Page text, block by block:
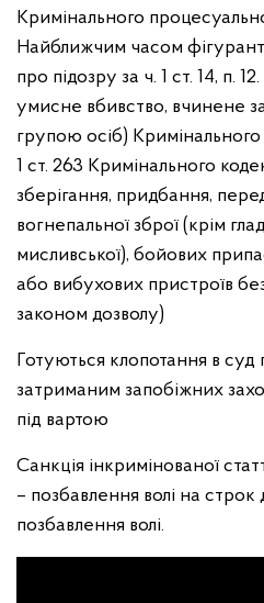
Кримінального
Найближчим часом
про підозру за ч. 1 ст. 14, п.
умисне вбивство, вчинене
групою осіб) Кримінального
1 ст. 263 Кримінального
зберігання, придбання,
вогнепальної зброї (крім
мисливської), бойових
або вибухових пристроїв
законом дозволу)
Готуються клопотання в
затриманим запобіжних
під вартою
Санкція інкримінованої
– позбавлення волі на строк
позбавлення волі.